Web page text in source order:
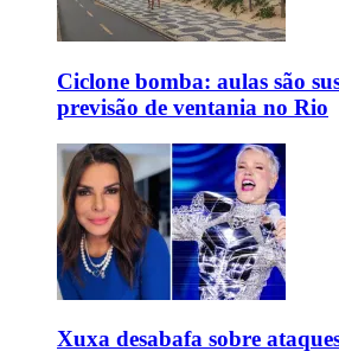
Ciclone bomba: aulas são
previsão de ventania no Rio
Xuxa desabafa sobre